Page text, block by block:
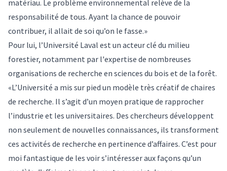
matériau. Le problème environnemental relève de la
responsabilité de tous. Ayant la chance de pouvoir
contribuer, il allait de soi qu’on le fasse.»
Pour lui, l’Université Laval est un acteur clé du milieu
forestier, notamment par l'expertise de nombreuses
organisations de recherche en sciences du bois et de la forêt.
«L’Université a mis sur pied un modèle très créatif de chaires
de recherche. Il s’agit d’un moyen pratique de rapprocher
l’industrie et les universitaires. Des chercheurs développent
non seulement de nouvelles connaissances, ils transforment
ces activités de recherche en pertinence d’affaires. C’est pour
moi fantastique de les voir s’intéresser aux façons qu’un